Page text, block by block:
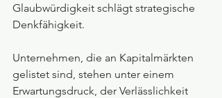
Glaubwürdigkeit schlägt strategische
Denkfähigkeit.
Unternehmen, die an Kapitalmärkten
gelistet sind, stehen unter einem
Erwartungsdruck, der Verlässlichkeit